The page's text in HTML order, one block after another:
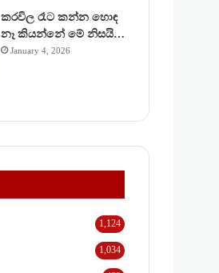
කරවිල රෑට කන්න හොඳ
නෑ කියන්නේ මේ නිසයි…
January 4, 2026
1,124
1,034